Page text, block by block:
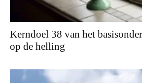
Kerndoel 38 van het
op de helling